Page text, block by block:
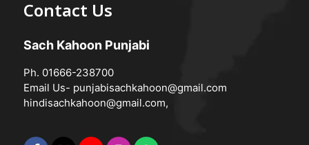
Contact Us
Sach Kahoon Punjabi
Ph. 01666-238700
Email Us- punjabisachkahoon@gmail.com
hindisachkahoon@gmail.com,